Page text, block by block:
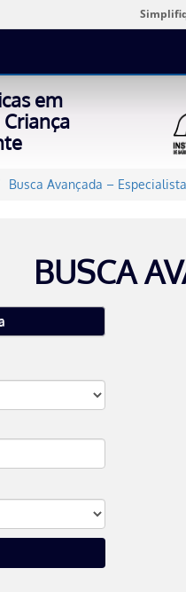
em
Busca Avançada – Especialista
BUSCA